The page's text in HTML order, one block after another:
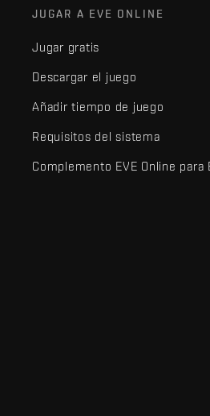
JUGAR A EVE ONLINE
Jugar gratis
Descargar el juego
Añadir tiempo de juego
Requisitos del sistema
Complemento EVE Online para